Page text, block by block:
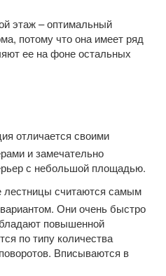
этаж – оптимальный
потому что она имеет ряд
ее на фоне остальных
отличается своими
и замечательно
с небольшой площадью.
считаются самым
Они очень быстро
повышенной
по типу количества
Вписываются в